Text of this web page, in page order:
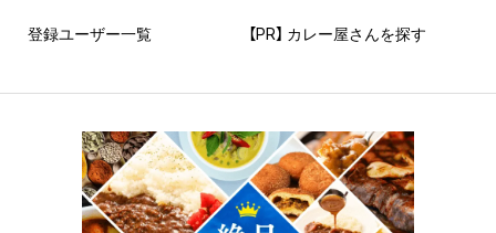
登録ユーザー一覧 【PR】 カレー屋さんを探す